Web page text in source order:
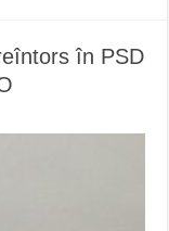
în PSD